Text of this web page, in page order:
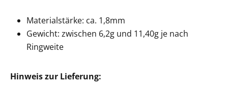
Materialstärke: ca. 1,8mm
Gewicht: zwischen 6,2g und 11,40g je nach
Ringweite
Hinweis zur Lieferung: